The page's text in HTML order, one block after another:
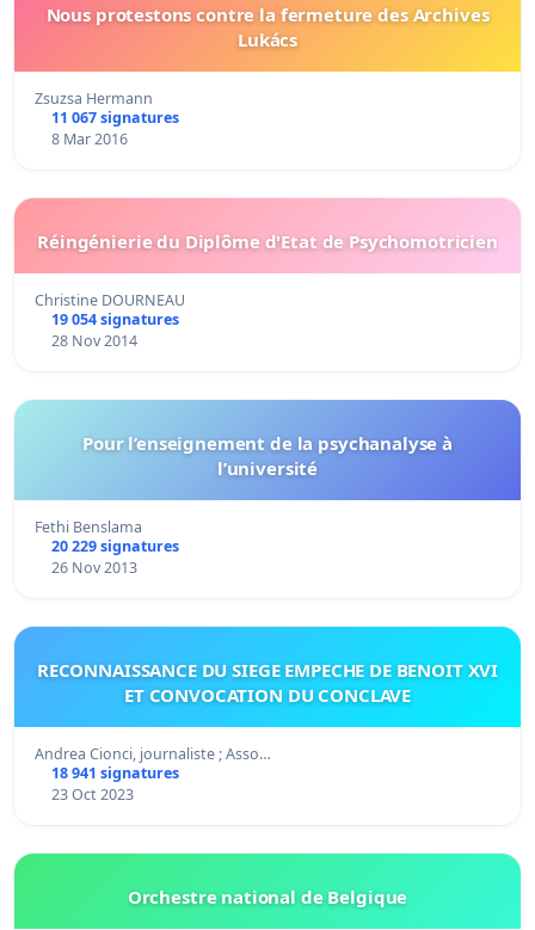
Nous protestons contre la fermeture des Archives
Lukács
Zsuzsa Hermann
11 067 signatures
8 Mar 2016
Réingénierie du Diplôme d'Etat de Psychomotricien
Christine DOURNEAU
19 054 signatures
28 Nov 2014
Pour l’enseignement de la psychanalyse à
l’université
Fethi Benslama
20 229 signatures
26 Nov 2013
RECONNAISSANCE DU SIEGE EMPECHE DE BENOIT XVI
ET CONVOCATION DU CONCLAVE
Andrea Cionci, journaliste ; Asso…
18 941 signatures
23 Oct 2023
Orchestre national de Belgique